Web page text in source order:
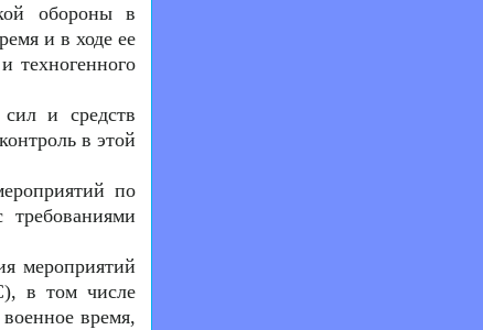
обороны в
и в ходе ее
техногенного
сил и средств
в этой
по
мероприятий
в том числе
время,